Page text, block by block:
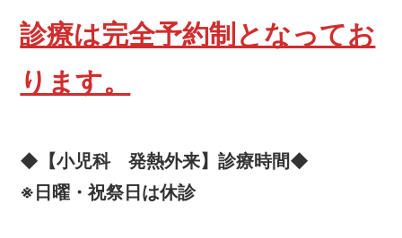
診療は完全予約制となってお
ります。
◆【小児科 発熱外来】診療時間◆
※日曜・祝祭日は休診